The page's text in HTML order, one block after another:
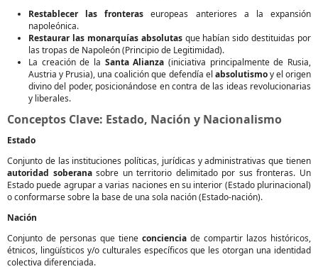
Restablecer las fronteras europeas anteriores a la expansión
napoleónica.
Restaurar las monarquías absolutasque habían sido destituidas por
las tropas de Napoleón (Principio de Legitimidad).
La creación de la Santa Alianza (iniciativa principalmente de Rusia,
Austria y Prusia), una coalición que defendía el absolutismoy el origen
divino del poder, posicionándose en contra de las ideas revolucionarias
y liberales.
Conceptos Clave: Estado, Nación y Nacionalismo
Estado
Conjunto de las instituciones políticas, jurídicas y administrativas que tienen
autoridad soberanasobre un territorio delimitado por sus fronteras. Un
Estado puede agrupar a varias naciones en su interior (Estado plurinacional)
o conformarse sobre la base de una sola nación (Estado-nación).
Nación
Conjunto de personas que tiene conciencia de compartir lazos históricos,
étnicos, lingüísticos y/o culturales específicos que les otorgan una identidad
colectiva diferenciada.